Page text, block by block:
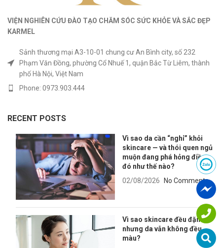
VIỆN NGHIÊN CỨU ĐÀO TẠO CHĂM SÓC SỨC KHỎEVÀSẮC ĐẸP
KARMEL
Sảnh thương mại A3-10-01 chung cư An Bình city, số 232
Phạm Văn Đồng, phường Cổ Nhuế 1, quận Bắc Từ Liêm, thành
phố Hà Nội, Việt Nam
Phone: 0973.903.444
RECENT POSTS
Vì sao da cần “nghỉ” khỏi
skincare — và thói quen ngủ
muộn đang phá hỏng điều
đó như thế nào?
02/08/2026
No Comments
Vì sao skincare đều đặn
nhưng da vẫn không đều
màu?